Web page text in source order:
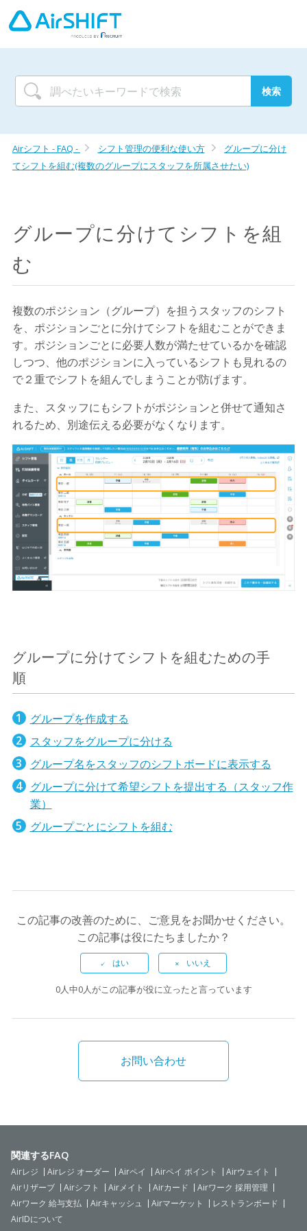
Airシフト - FAQ - シフト管理の便利な使い方
グループに分け
てシフトを組む(複数のグループにスタッフを所属させたい)
グループに分けてシフトを組
む
複数のポジション（グループ）を担うスタッフのシフト
を、ポジションごとに分けてシフトを組むことができま
す。ポジションごとに必要人数が満たせているかを確認
しつつ、他のポジションに入っているシフトも見れるの
で２重でシフトを組んでしまうことが防げます。
また、スタッフにもシフトがポジションと併せて通知さ
れるため、別途伝える必要がなくなります。
グループに分けてシフトを組むための手
順
グループを作成する
スタッフをグループに分ける
グループ名をスタッフのシフトボードに表示する
グループに分けて希望シフトを提出する（スタッフ作
業）
グループごとにシフトを組む
この記事の改善のために、ご意見をお聞かせください。
この記事は役にたちましたか？
0人中0人がこの記事が役に立ったと言っています
お問い合わせ
関連するFAQ
Airレジ Airレジ オーダー Airペイ Airペイ ポイント
Airウェイト
Airリザーブ
Airシフト Airメイト Airカード
Airワーク 採用管理
Airワーク 給与支払
Airキャッシュ Airマーケット
レストランボード
AirIDについて